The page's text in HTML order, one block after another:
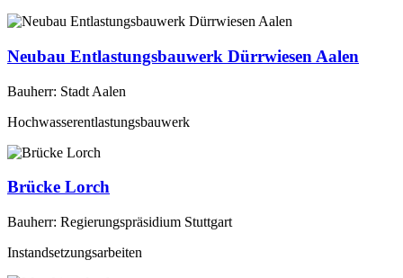
Neubau Entlastungsbauwerk Dürrwiesen Aalen
Bauherr: Stadt Aalen
Hochwasserentlastungsbauwerk
Brücke Lorch
Bauherr: Regierungspräsidium Stuttgart
Instandsetzungsarbeiten